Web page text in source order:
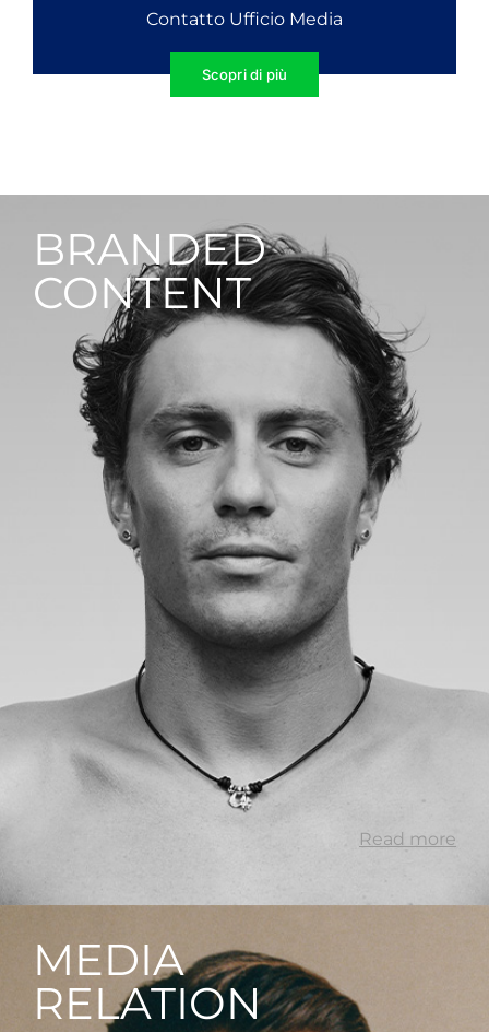
Contatto Ufficio Media
Scopri di più
BRANDED
CONTENT
Read more
MEDIA
RELATION